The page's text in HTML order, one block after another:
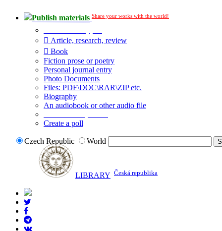
Publish materials Share your works with the world!
Article, research, review
Book
Fiction prose or poetry
Personal journal entry
Photo Documents
Files: PDF\DOC\RAR\ZIP etc.
Biography
An audiobook or other audio file
Create a poll
Czech Republic World
LIBRARY Česká republika